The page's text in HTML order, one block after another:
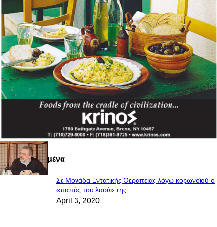
Πιο Διαβασμένα
Σε Μονάδα Εντατικής Θεραπείας λόγω κορωνοϊού ο
«παπάς του λαού» της...
April 3, 2020